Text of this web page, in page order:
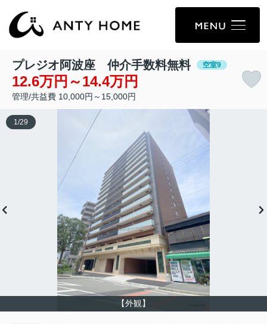
プレジオ阿波座 仲介手数料無料 空室9
12.6万円～14.4万円
管理/共益費 10,000円～15,000円
【外観】
1 /29